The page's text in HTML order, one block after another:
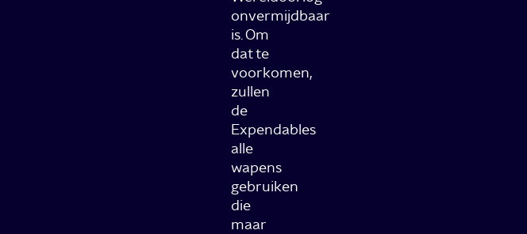
onvermijdbaar
is. Om
dat te
voorkomen,
zullen
de
Expendables
alle
wapens
gebruiken
die
maar